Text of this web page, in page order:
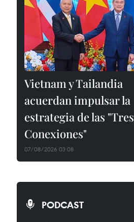
Vietnam y Tailandia
acuerdan impulsar la
estrategia de las "Tres
Conexiones"
07/08/2026 03:08
PODCAST